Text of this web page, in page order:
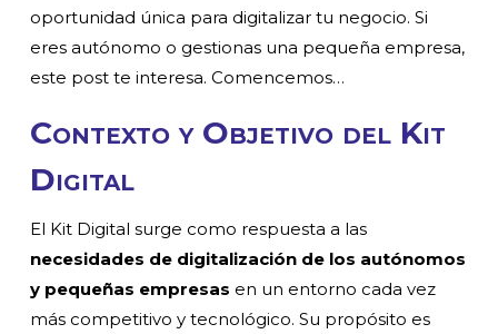
oportunidad única para digitalizar tu negocio. Si
eres autónomo o gestionas una pequeña empresa,
este post te interesa. Comencemos…
Contexto y Objetivo del Kit
Digital
El Kit Digital surge como respuesta a las
necesidades de digitalización de los autónomos
y pequeñas empresas en un entorno cada vez
más competitivo y tecnológico. Su propósito es